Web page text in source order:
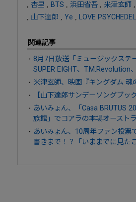
, 杏里 , BTS , 浜田省吾 , 米津玄師 ,
, 山下達郎 , Ye , LOVE
関連記事
8月7日放送「ミュージックステ
SUPER EIGHT、T.M.Revolution
米津玄師、映画『キングダム 魂
【山下達郎サンデーソングブ
あいみょん、「Casa BRUTUS
族館」でコアラの本場オースト
あいみょん、10周年ファン投票
書きまで！？「いままでに見た